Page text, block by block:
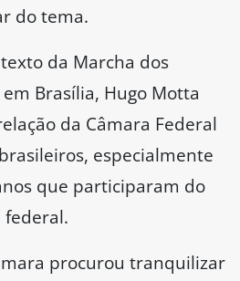
do tema.
da Marcha dos
Brasília, Hugo Motta
da Câmara Federal
especialmente
que participaram do
procurou tranquilizar